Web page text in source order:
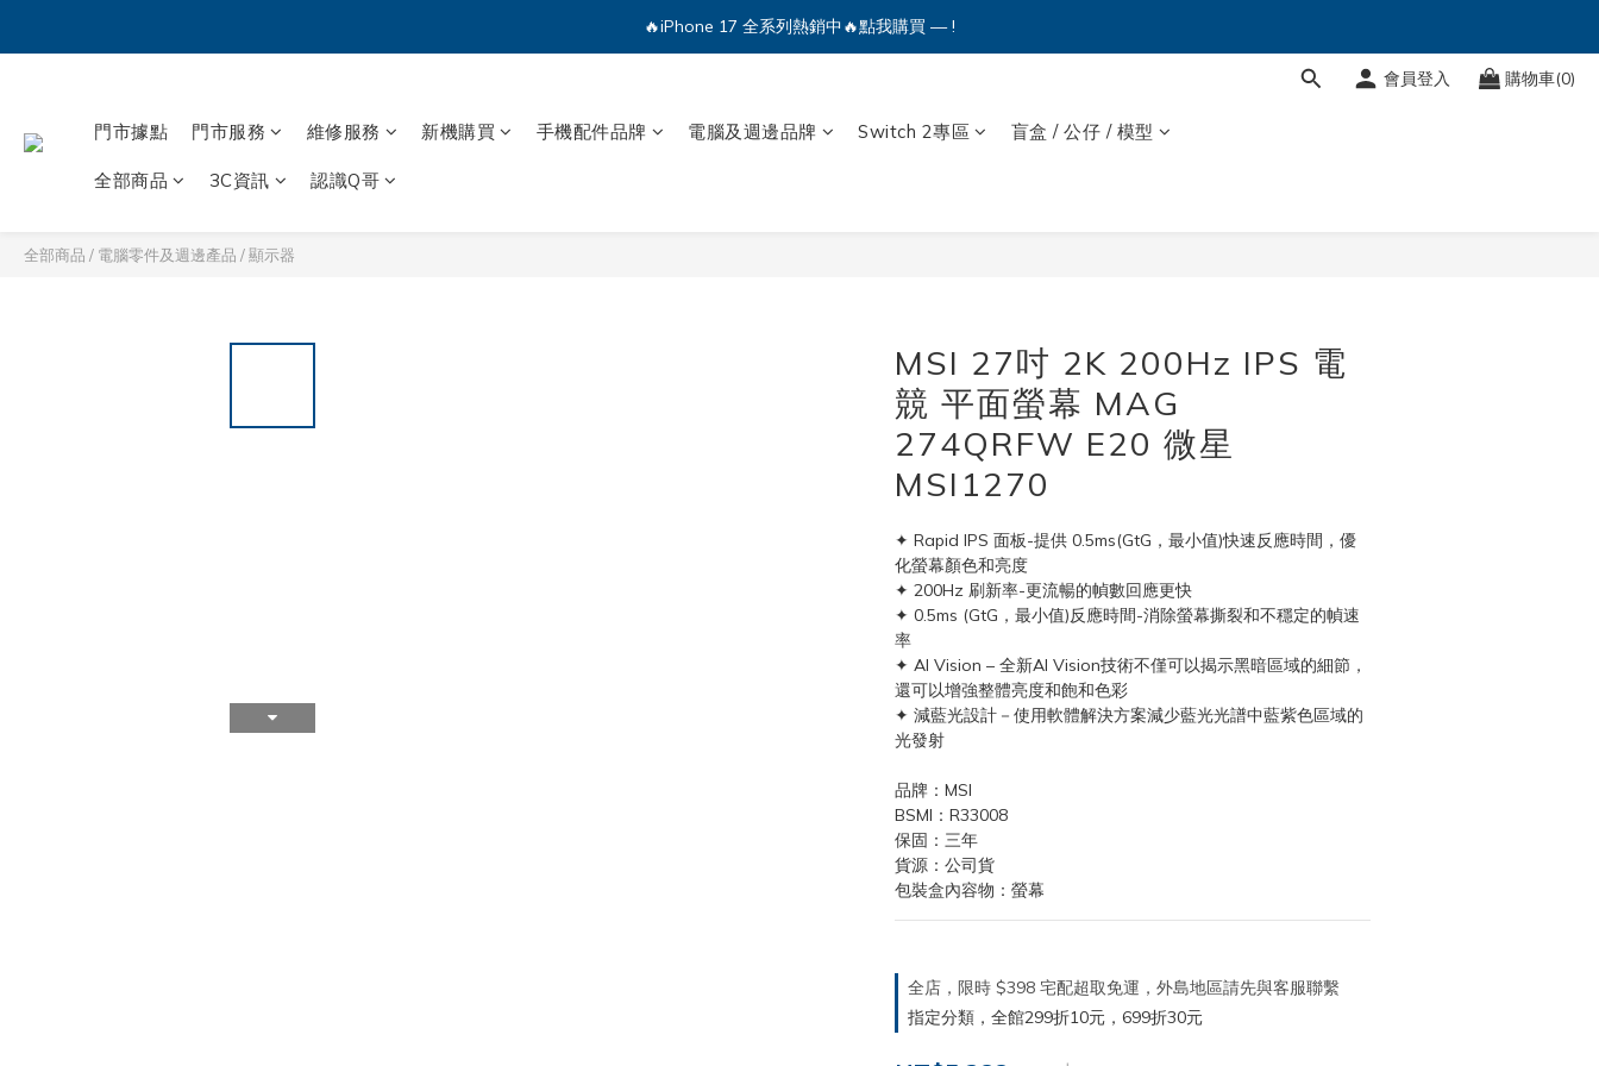
🔥iPhone 17 全系列熱銷中🔥點我購買 — !
💕加入Q哥 Line 新好友領優惠券！🎫
會員登入 購物車(0)
門市據點 門市服務 維修服務 新機購買 手機配件品牌 電腦及週邊品牌 Switch 2專區 盲盒 / 公仔 / 模型
全部商品 3C資訊 認識Q哥
全部商品 / 電腦零件及週邊產品 /顯示器
MSI 27吋 2K 200Hz IPS 電
競 平面螢幕 MAG
274QRFW E20 微星
MSI1270
✦ Rapid IPS 面板-提供 0.5ms(GtG，最小值)快速反應時間，優
化螢幕顏色和亮度
✦ 200Hz 刷新率-更流暢的幀數回應更快
✦ 0.5ms (GtG，最小值)反應時間-消除螢幕撕裂和不穩定的幀速
率
✦ AI Vision – 全新AI Vision技術不僅可以揭示黑暗區域的細節，
還可以增強整體亮度和飽和色彩
✦ 減藍光設計－使用軟體解決方案減少藍光光譜中藍紫色區域的
光發射
品牌：MSI
BSMI：R33008
保固：三年
貨源：公司貨
包裝盒內容物：螢幕
全店，限時 $398 宅配超取免運，外島地區請先與客服聯繫
指定分類，全館299折10元，699折30元